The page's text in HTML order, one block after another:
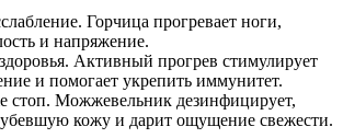
Горчица прогревает ноги,
и напряжение.
Активный прогрев стимулирует
и помогает укрепить иммунитет.
стоп. Можжевельник дезинфицирует,
кожу и дарит ощущение свежести.